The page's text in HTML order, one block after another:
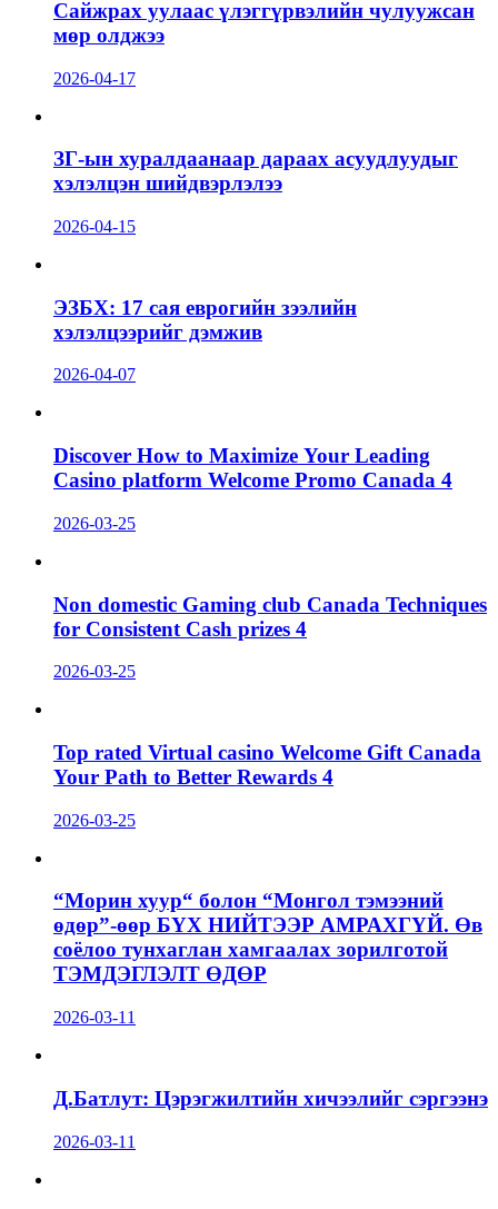
Сайжрах уулаас үлэггүрвэлийн чулуужсан
мөр олджээ
2026-04-17
ЗГ-ын хуралдаанаар дараах асуудлуудыг
хэлэлцэн шийдвэрлэлээ
2026-04-15
ЭЗБХ: 17 сая еврогийн зээлийн
хэлэлцээрийг дэмжив
2026-04-07
Discover How to Maximize Your Leading
Casino platform Welcome Promo Canada 4
2026-03-25
Non domestic Gaming club Canada Techniques
for Consistent Cash prizes 4
2026-03-25
Top rated Virtual casino Welcome Gift Canada
Your Path to Better Rewards 4
2026-03-25
“Морин хуур“ болон “Монгол тэмээний
өдөр”-өөр БҮХ НИЙТЭЭР АМРАХГҮЙ. Өв
соёлоо тунхаглан хамгаалах зорилготой
ТЭМДЭГЛЭЛТ ӨДӨР
2026-03-11
Д.Батлут: Цэрэгжилтийн хичээлийг сэргээнэ
2026-03-11